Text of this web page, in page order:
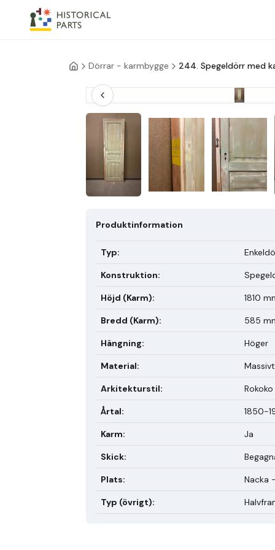
Dörrar - karmbygge 244. Spegeldörr med
Produktinformation
Typ:
Konstruktion:
Höjd (Karm): 1810
Bredd (Karm): 585
Hängning: Höger
Material:
Arkitekturstil: Rokoko
Årtal: 1850-
Karm: Ja
Skick:
Plats: Nacka
Typ (övrigt):